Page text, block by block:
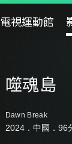
電視運動館
噬魂島
Dawn Break
2024．中國．96